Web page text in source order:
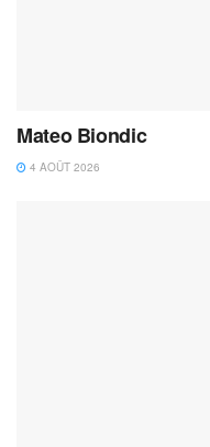
Mateo Biondic
4 AOÛT 2026